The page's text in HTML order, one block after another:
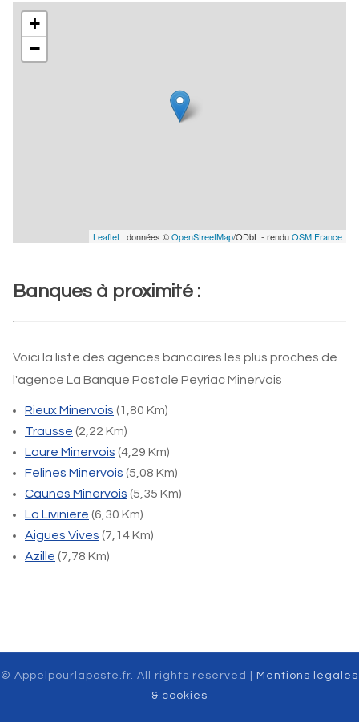
+
−
Leaflet | données ©OpenStreetMap/ODbL - renduOSM France
Banques à proximité :
Voici la liste des agences bancaires les plus proches de
l'agence La Banque Postale Peyriac Minervois
Rieux Minervois (1,80 Km)
Trausse (2,22 Km)
Laure Minervois (4,29 Km)
Felines Minervois (5,08 Km)
Caunes Minervois (5,35 Km)
La Liviniere (6,30 Km)
Aigues Vives (7,14 Km)
Azille (7,78 Km)
© Appelpourlaposte.fr. All rights reserved |
Mentions légales
& cookies